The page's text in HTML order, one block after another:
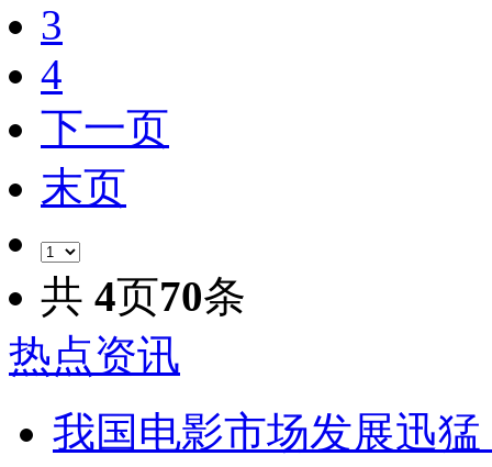
3
4
下一页
末页
共 4页70条
热点资讯
我国电影市场发展迅